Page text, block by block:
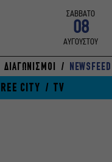
ΣΑΒΒΑΤΟ
08
ΑΥΓΟΥΣΤΟΥ
ΔΙΑΓΩΝΙΣΜΟΙ NEWSFEED
CITY TV